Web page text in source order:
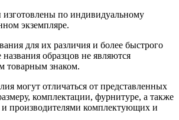
изготовлены по индивидуальному
экземпляре.
для их различия и более быстрого
названия образцов не являются
товарным знаком.
могут отличаться от представленных
комплектации, фурнитуре, а также
производителями комплектующих и